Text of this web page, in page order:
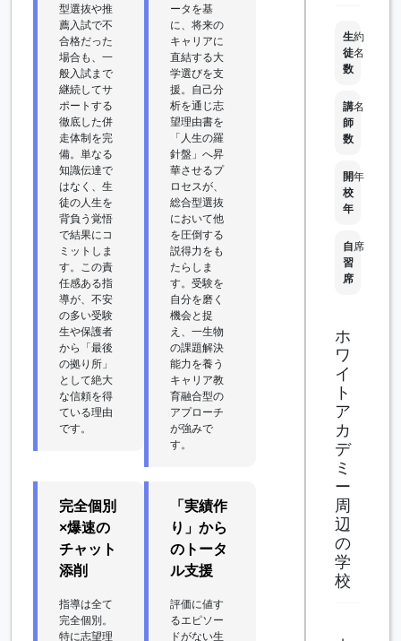
型選抜や推
薦入試で不
合格だった
場合も、一
般入試まで
継続してサ
ポートする
徹底した併
走体制を完
備。単なる
知識伝達で
はなく、生
徒の人生を
背負う覚悟
で結果にコ
ミットしま
す。この責
任感ある指
導が、不安
の多い受験
生や保護者
から「最後
の拠り所」
として絶大
な信頼を得
ている理由
です。
ータを基
に、将来の
キャリアに
直結する大
学選びを支
援。自己分
析を通じ志
望理由書を
「人生の羅
針盤」へ昇
華させるプ
ロセスが、
総合型選抜
において他
を圧倒する
説得力をも
たらしま
す。受験を
自分を磨く
機会と捉
え、一生物
の課題解決
能力を養う
キャリア教
育融合型の
アプローチ
が強みで
す。
完全個別
×爆速の
チャット
添削
指導は全て
完全個別。
特に志望理
「実績作
り」から
のトータ
ル支援
評価に値す
るエピソー
ドがない生
生
徒
数
約
名
講
師
数
名
開
校
年
年
自
習
席
席
ホ
ワ
イ
ト
ア
カ
デ
ミ
ー
周
辺
の
学
校